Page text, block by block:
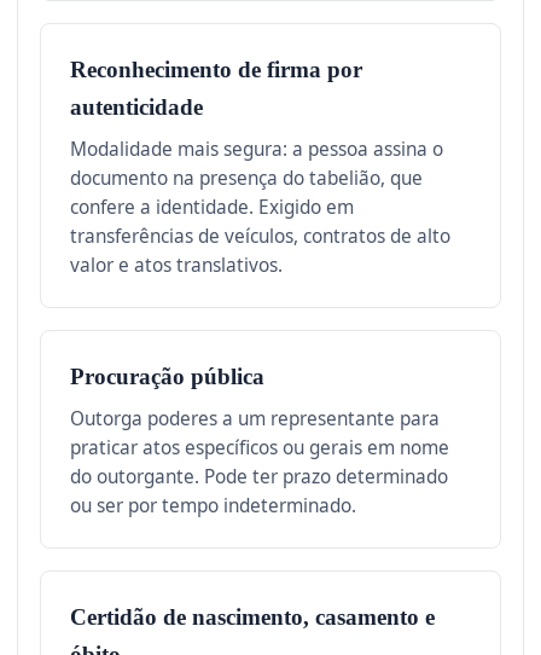
Reconhecimento de firma por
autenticidade
Modalidade mais segura: a pessoa assina o
documento na presença do tabelião, que
confere a identidade. Exigido em
transferências de veículos, contratos de alto
valor e atos translativos.
Procuração pública
Outorga poderes a um representante para
praticar atos específicos ou gerais em nome
do outorgante. Pode ter prazo determinado
ou ser por tempo indeterminado.
Certidão de nascimento, casamento e